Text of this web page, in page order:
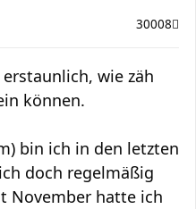
30008
wie zäh
können.
bin ich in den letzten
doch regelmäßig
November hatte ich